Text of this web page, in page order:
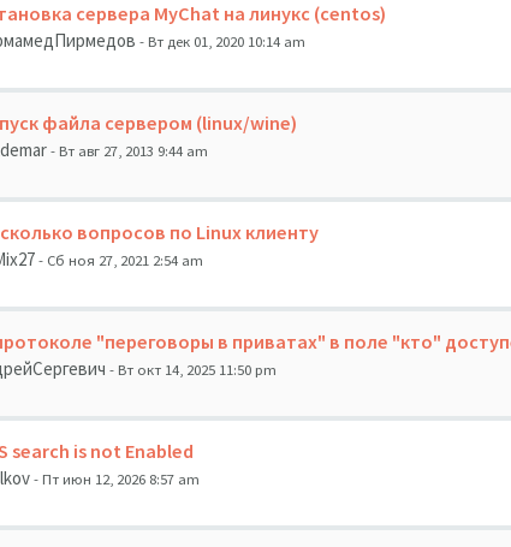
сервера MyChat на линукс (centos)
- Вт дек 01, 2020 10:14 am
файла сервером (linux/wine)
- Вт авг 27, 2013 9:44 am
вопросов по Linux клиенту
- Сб ноя 27, 2021 2:54 am
"переговоры в приватах" в поле "кто"
- Вт окт 14, 2025 11:50 pm
search is not Enabled
- Пт июн 12, 2026 8:57 am